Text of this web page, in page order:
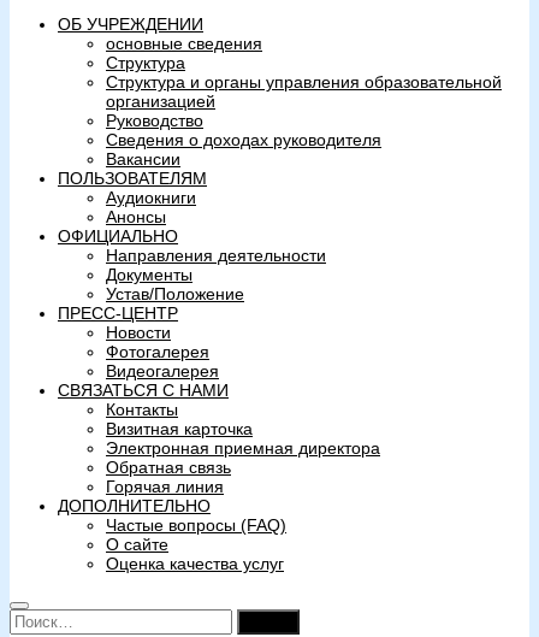
ОБ УЧРЕЖДЕНИИ
основные сведения
Структура
Структура и органы управления образовательной
организацией
Руководство
Сведения о доходах руководителя
Вакансии
ПОЛЬЗОВАТЕЛЯМ
Аудиокниги
Анонсы
ОФИЦИАЛЬНО
Направления деятельности
Документы
Устав/Положение
ПРЕСС-ЦЕНТР
Новости
Фотогалерея
Видеогалерея
СВЯЗАТЬСЯ С НАМИ
Контакты
Визитная карточка
Электронная приемная директора
Обратная связь
Горячая линия
ДОПОЛНИТЕЛЬНО
Частые вопросы (FAQ)
О сайте
Оценка качества услуг
Найти: